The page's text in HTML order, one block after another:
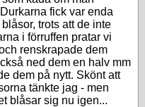
fick var enda
trots att de inte
i förruffen pratar vi
renskrapade dem
ned dem en halv mm
dem på nytt. Skönt att
tänkte jag - men
blåsar sig nu igen...